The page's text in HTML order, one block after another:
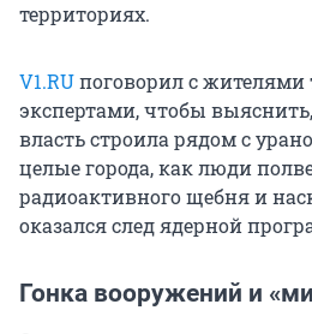
территориях.
V1.RUпоговорил с жителями
экспертами, чтобы
власть строила рядом с
целые города, как люди
радиоактивного щебня и
оказался след ядерной
Гонка вооружений и